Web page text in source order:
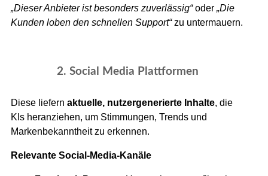
„Dieser Anbieter ist besonders zuverlässig“oder „Die
Kunden loben den schnellen Support“zu untermauern.
2. Social Media Plattformen
Diese liefern aktuelle, nutzergenerierte Inhalte, die
KIs heranziehen, um Stimmungen, Trends und
Markenbekanntheit zu erkennen.
Relevante Social-Media-Kanäle